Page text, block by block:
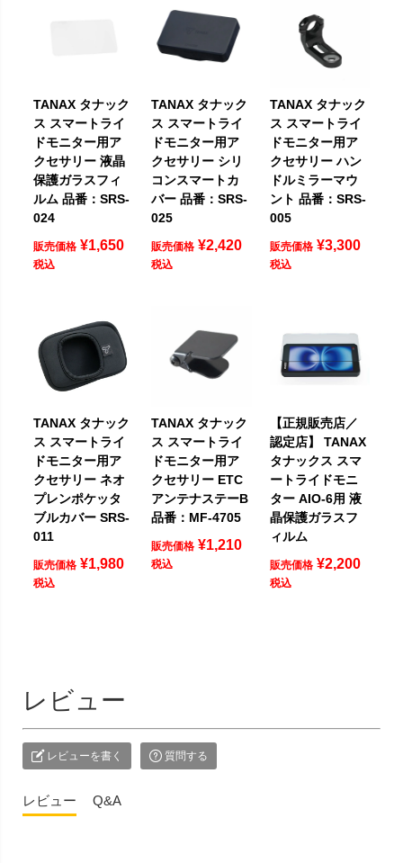
TANAX タナック
ス スマートライ
ドモニター用ア
クセサリー 液晶
保護ガラスフィ
ルム 品番：SRS-
024
販売価格 ¥1,650
税込
TANAX タナック
ス スマートライ
ドモニター用ア
クセサリー シリ
コンスマートカ
バー 品番：SRS-
025
販売価格 ¥2,420
税込
TANAX タナック
ス スマートライ
ドモニター用ア
クセサリー ハン
ドルミラーマウ
ント 品番：SRS-
005
販売価格 ¥3,300
税込
TANAX タナック
ス スマートライ
ドモニター用ア
クセサリー ネオ
プレンポケッタ
ブルカバー SRS-
011
販売価格 ¥1,980
税込
TANAX タナック
ス スマートライ
ドモニター用ア
クセサリー ETC
アンテナステーB
品番：MF-4705
販売価格 ¥1,210
税込
【正規販売店／
認定店】 TANAX
タナックス スマ
ートライドモニ
ター AIO-6用 液
晶保護ガラスフ
ィルム
販売価格 ¥2,200
税込
レビュー
レビューを書く 質問する
レビュー Q&A